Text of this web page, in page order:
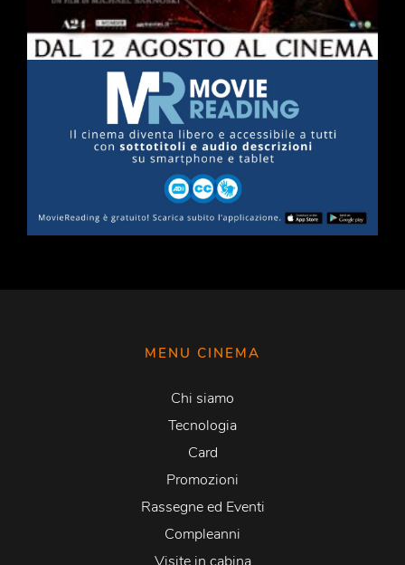
MENU CINEMA
Chi siamo
Tecnologia
Card
Promozioni
Rassegne ed Eventi
Compleanni